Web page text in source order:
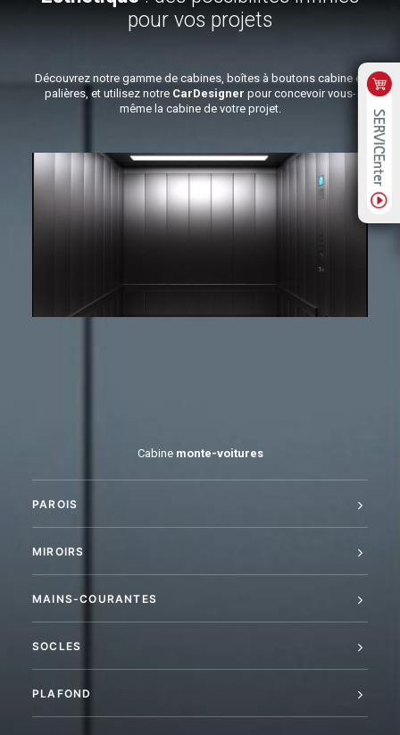
pour vos projets
Découvrez notre gamme de cabines, boîtes à boutons cabine et
palières, et utilisez notre CarDesigner pour concevoir vous-
même la cabine de votre projet.
Cabine monte-voitures
PAROIS
MIROIRS
MAINS-COURANTES
SOCLES
PLAFOND